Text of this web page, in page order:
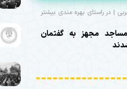
| در راستای بهره مندی بیشتر
مساجد مجهز به گفتمان